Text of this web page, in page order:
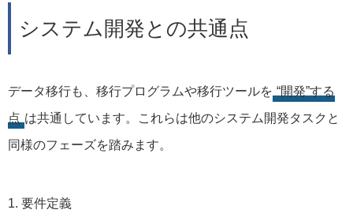
システム開発との共通点
データ移行も、移行プログラムや移行ツールを “開発”する
点 は共通しています。これらは他のシステム開発タスクと
同様のフェーズを踏みます。
要件定義